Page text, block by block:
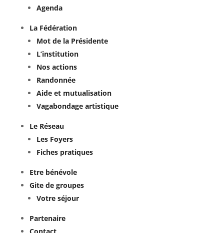
Agenda
La Fédération
Mot de la Présidente
L’institution
Nos actions
Randonnée
Aide et mutualisation
Vagabondage artistique
Le Réseau
Les Foyers
Fiches pratiques
Etre bénévole
Gite de groupes
Votre séjour
Partenaire